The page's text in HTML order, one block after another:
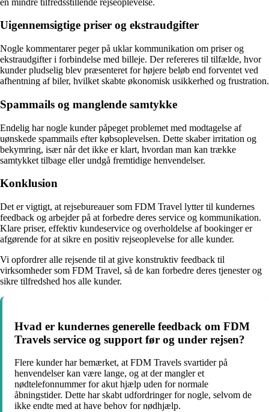
Uigennemsigtige priser og ekstraudgifter
Nogle kommentarer peger på uklar kommunikation om priser og
ekstraudgifter i forbindelse med billeje. Der refereres til tilfælde, hvor
kunder pludselig blev præsenteret for højere beløb end forventet ved
afhentning af biler, hvilket skabte økonomisk usikkerhed og frustration.
Spammails og manglende samtykke
Endelig har nogle kunder påpeget problemet med modtagelse af
uønskede spammails efter købsoplevelsen. Dette skaber irritation og
bekymring, især når det ikke er klart, hvordan man kan trække
samtykket tilbage eller undgå fremtidige henvendelser.
Konklusion
Det er vigtigt, at rejsebureauer som FDM Travel lytter til kundernes
feedback og arbejder på at forbedre deres service og kommunikation.
Klare priser, effektiv kundeservice og overholdelse af bookinger er
afgørende for at sikre en positiv rejseoplevelse for alle kunder.
Vi opfordrer alle rejsende til at give konstruktiv feedback til
virksomheder som FDM Travel, så de kan forbedre deres tjenester og
sikre tilfredshed hos alle kunder.
Hvad er kundernes generelle feedback om FDM
Travels service og support før og under rejsen?
Flere kunder har bemærket, at FDM Travels svartider på
henvendelser kan være lange, og at der mangler et
nødtelefonnummer for akut hjælp uden for normale
åbningstider. Dette har skabt udfordringer for nogle, selvom de
ikke endte med at have behov for nødhjælp.